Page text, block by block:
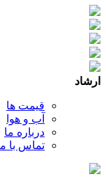
ارشاد
قیمت ها
آب و هوا
درباره ما
تماس با